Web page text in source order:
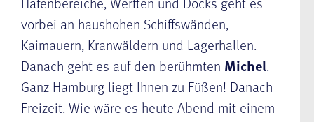
vorbei an haushohen Schiffswänden,
Kaimauern, Kranwäldern und Lagerhallen.
Danach geht es auf den berühmten Michel.
Ganz Hamburg liegt Ihnen zu Füßen! Danach
Freizeit. Wie wäre es heute Abend mit einem